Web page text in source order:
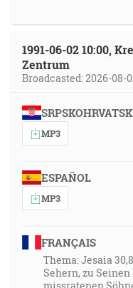
1991-06-02 10:00,
Zentrum
Broadcasted: 2026-08-
MP3
ESPAÑOL
MP3
FRANÇAIS
Thema: Jesaia
Sehern, zu